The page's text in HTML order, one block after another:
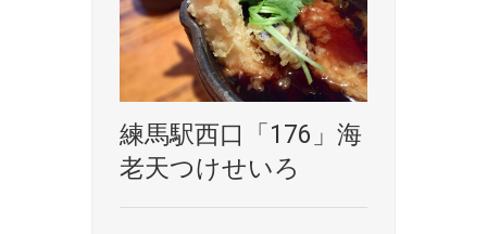
練馬駅西口「176」海
老天つけせいろ